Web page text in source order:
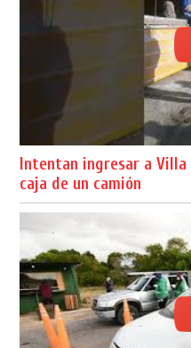
Intentan ingresar a Villa
caja de un camión